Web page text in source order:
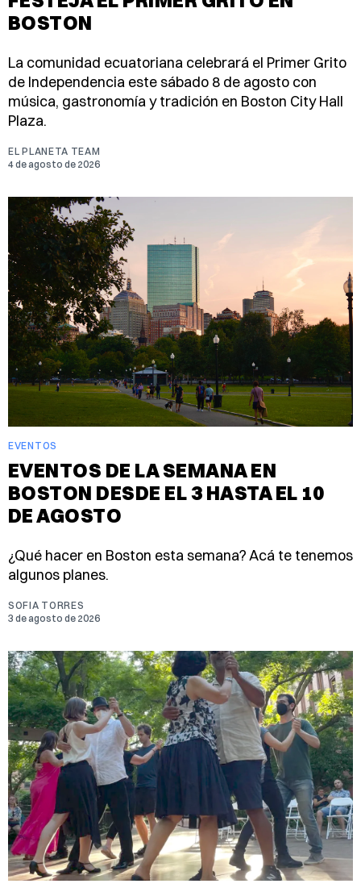
BOSTON
La comunidad ecuatoriana celebrará el Primer Grito
de Independencia este sábado 8 de agosto con
música, gastronomía y tradición en Boston City Hall
Plaza.
EL PLANETA TEAM
4 de agosto de 2026
EVENTOS
EVENTOS DE LA SEMANA EN
BOSTON DESDE EL 3 HASTA EL 10
DE AGOSTO
¿Qué hacer en Boston esta semana? Acá te tenemos
algunos planes.
SOFIA TORRES
3 de agosto de 2026